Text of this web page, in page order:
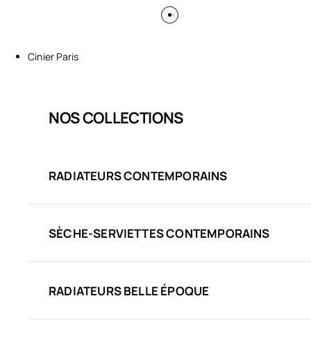
Cinier Paris
NOS COLLECTIONS
RADIATEURS CONTEMPORAINS
SÈCHE-SERVIETTES CONTEMPORAINS
RADIATEURS BELLE ÉPOQUE